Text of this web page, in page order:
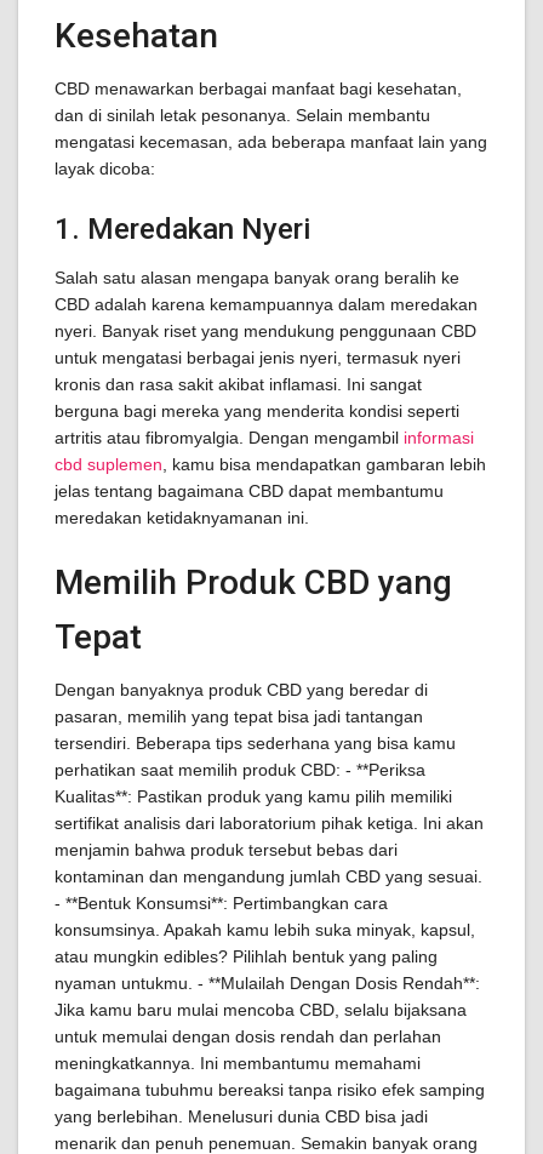
Kesehatan
CBD menawarkan berbagai manfaat bagi kesehatan,
dan di sinilah letak pesonanya. Selain membantu
mengatasi kecemasan, ada beberapa manfaat lain yang
layak dicoba:
1. Meredakan Nyeri
Salah satu alasan mengapa banyak orang beralih ke
CBD adalah karena kemampuannya dalam meredakan
nyeri. Banyak riset yang mendukung penggunaan CBD
untuk mengatasi berbagai jenis nyeri, termasuk nyeri
kronis dan rasa sakit akibat inflamasi. Ini sangat
berguna bagi mereka yang menderita kondisi seperti
artritis atau fibromyalgia. Dengan mengambil informasi
cbd suplemen , kamu bisa mendapatkan gambaran lebih
jelas tentang bagaimana CBD dapat membantumu
meredakan ketidaknyamanan ini.
Memilih Produk CBD yang
Tepat
Dengan banyaknya produk CBD yang beredar di
pasaran, memilih yang tepat bisa jadi tantangan
tersendiri. Beberapa tips sederhana yang bisa kamu
perhatikan saat memilih produk CBD: - **Periksa
Kualitas**: Pastikan produk yang kamu pilih memiliki
sertifikat analisis dari laboratorium pihak ketiga. Ini akan
menjamin bahwa produk tersebut bebas dari
kontaminan dan mengandung jumlah CBD yang sesuai.
- **Bentuk Konsumsi**: Pertimbangkan cara
konsumsinya. Apakah kamu lebih suka minyak, kapsul,
atau mungkin edibles? Pilihlah bentuk yang paling
nyaman untukmu. - **Mulailah Dengan Dosis Rendah**:
Jika kamu baru mulai mencoba CBD, selalu bijaksana
untuk memulai dengan dosis rendah dan perlahan
meningkatkannya. Ini membantumu memahami
bagaimana tubuhmu bereaksi tanpa risiko efek samping
yang berlebihan. Menelusuri dunia CBD bisa jadi
menarik dan penuh penemuan. Semakin banyak orang